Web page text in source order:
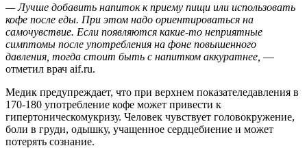
— Лучше добавить напиток к приему пищи или использовать
кофе после еды. При этом надо ориентироваться на
самочувствие. Если появляются какие-то неприятные
симптомы после употребления на фоне повышенного
давления, тогда стоит быть с напитком аккуратнее, —
отметил врач aif.ru.
Медик предупреждает, что при верхнем показателедавления в
170-180 употребление кофе может привести к
гипертоническомукризу. Человек чувствует головокружение,
боли в груди, одышку, учащенное сердцебиение и может
потерять сознание.